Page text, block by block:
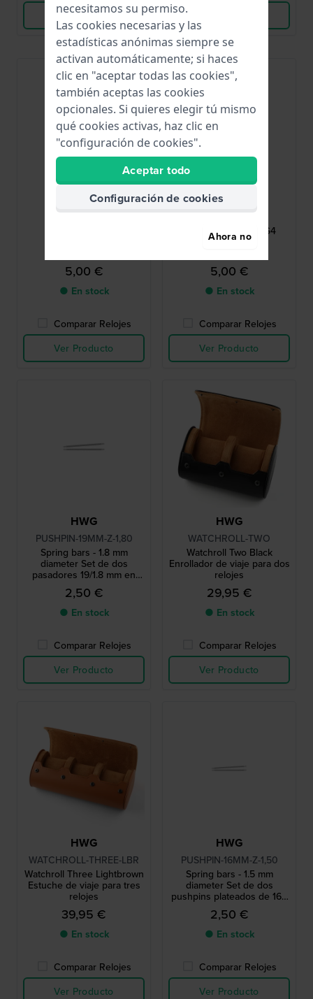
Ver Producto
Renata
R364
5,00 €
● En stock
Comparar Relojes
Ver Producto
Renata
R377
377 / SR626SW / SG4
5,00 €
● En stock
Comparar Relojes
Ver Producto
HWG
PUSHPIN-19MM-Z-1,80
Spring bars - 1.8 mm
diameter Set de dos
pasadores 19/1.8 mm en
tono plateado
2,50 €
● En stock
Comparar Relojes
Ver Producto
HWG
WATCHROLL-TWO
Watchroll Two Black
Enrollador de viaje para dos
relojes
29,95 €
● En stock
Comparar Relojes
Ver Producto
HWG
WATCHROLL-THREE-LBR
Watchroll Three Lightbrown
Estuche de viaje para tres
relojes
39,95 €
● En stock
Comparar Relojes
Ver Producto
HWG
PUSHPIN-16MM-Z-1,50
Spring bars - 1.5 mm
diameter Set de dos
pushpins plateados de 16 /
1,5 mm
2,50 €
● En stock
Comparar Relojes
Ver Producto
necesitamos su permiso.
Las cookies necesarias y las
estadísticas anónimas siempre se
activan automáticamente; si haces
clic en "aceptar todas las cookies",
también aceptas las cookies
opcionales. Si quieres elegir tú mismo
qué cookies activas, haz clic en
"configuración de cookies".
Aceptar todo
Configuración de cookies
Ahora no